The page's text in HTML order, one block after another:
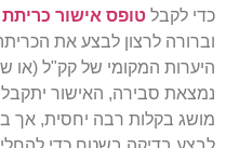
טופס אישור כריתת עצים,
לרצון לבצע את הכריתה. סיבה
המקומי של קק"ל (או של
סבירה, האישור יתקבל. חשוב
רבה יחסית, אך במקרים